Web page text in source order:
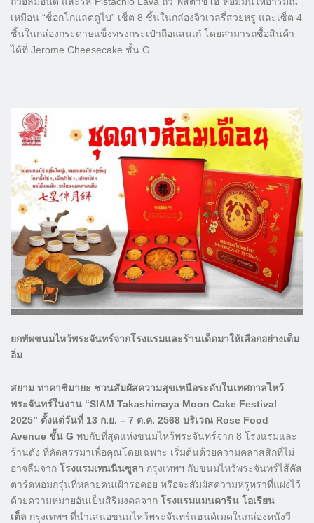
เหมือน “ช็อกโกแลตดูไบ” เช็ต 8 ชิ้นในกล่องจิวเวลรี่สวยหรู และเซ็ต 4
ชิ้นในกล่องกระดาษแข็งทรงกระเป๋าถือแสนเก๋ โดยสามารถซื้อสินค้า
ได้ที่ Jerome Cheesecake ชั้น G
ยกทัพขนมไหว้พระจันทร์จากโรงแรมและร้านเด็ดมาให้เลือกอย่างเต็ม
อิ่ม
สยาม ทาคาชิมายะ ชวนสัมผัสความสุขเหนือระดับในเทศกาลไหว้
พระจันทร์ในงาน “SIAM Takashimaya Moon Cake Festival
2025” ตั้งแต่วันที่ 13 ก.ย. – 7 ต.ค. 2568 บริเวณ Rose Food
Avenue ชั้น G พบกับที่สุดแห่งขนมไหว้พระจันทร์จาก 8 โรงแรมและ
ร้านดัง ที่คัดสรรมาเพื่อคุณโดยเฉพาะ เริ่มต้นด้วยความคลาสสิกที่ไม่
อาจลืมจาก โรงแรมเพนนินซูลา กรุงเทพฯ กับขนมไหว้พระจันทร์ไส้คัส
ตาร์ดหอมกรุ่นที่หลายคนเฝ้ารอคอย หรือจะสัมผัสความหรูหราที่แฝงไว้
ด้วยความหมายอันเป็นสิริมงคลจาก โรงแรมแมนดาริน โอเรียน
เต็ล กรุงเทพฯ ที่นำเสนอขนมไหว้พระจันทร์แฮนด์เมดในกล่องหนังวี